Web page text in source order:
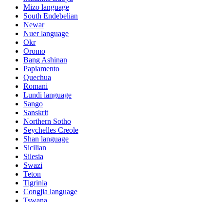
Mizo language
South Endebelian
Newar
Nuer language
Okr
Oromo
Bang Ashinan
Papiamento
Quechua
Romani
Lundi language
Sango
Sanskrit
Northern Sotho
Seychelles Creole
Shan language
Sicilian
Silesia
Swazi
Teton
Tigrinia
Congjia language
Tswana